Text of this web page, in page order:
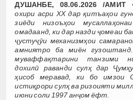
ДУШАНБЕ, 08.06.2026 /АМИТ
охири асри XX дар қитъаҳои
зиёди низоъҳои
омадаанд, ки дар назди ҷомеаи
ҷустуҷӯи механизмҳои
амниятро ба миён
муваффақтарини танзими
дохилӣ раванди сулҳ дар
ҳисоб меравад, ки бо имзои
истиқрори сулҳ ва ризоияти
июни соли 1997 анҷом ёфт.